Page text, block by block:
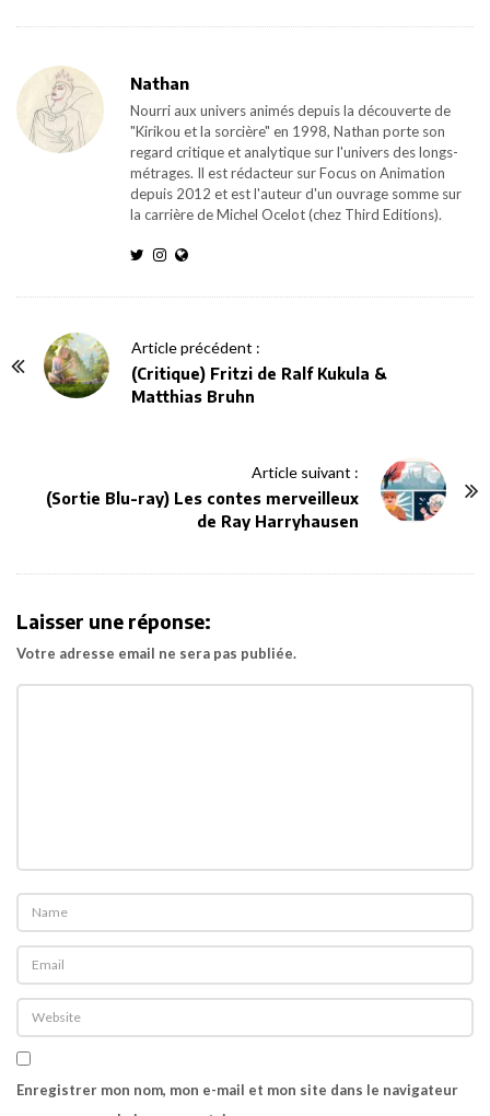
Nathan
Nourri aux univers animés depuis la découverte de
"Kirikou et la sorcière" en 1998, Nathan porte son
regard critique et analytique sur l'univers des longs-
métrages. Il est rédacteur sur Focus on Animation
depuis 2012 et est l'auteur d'un ouvrage somme sur
la carrière de Michel Ocelot (chez Third Editions).
Article précédent :
(Critique) Fritzi de Ralf Kukula &
Matthias Bruhn
Article suivant :
(Sortie Blu-ray) Les contes merveilleux
de Ray Harryhausen
Laisser une réponse:
Votre adresse email ne sera pas publiée.
Enregistrer mon nom, mon e-mail et mon site dans le navigateur